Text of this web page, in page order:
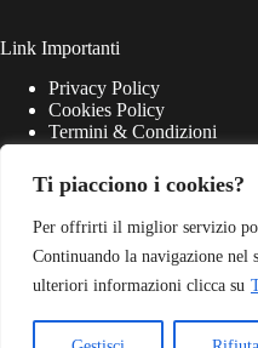
Ti piacciono i cookies?
Per offrirti il miglior servizio
Continuando la navigazione nel
ulteriori informazioni clicca su
Link Importanti
Privacy Policy
Cookies Policy
Termini & Condizioni